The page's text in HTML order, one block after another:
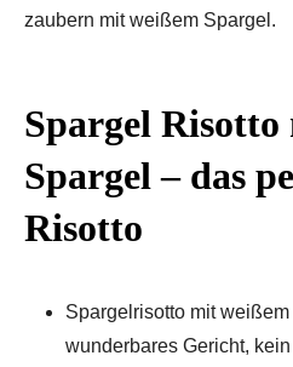
zaubern mit weißem Spargel.
Spargel
Spargel – das
Risotto
Spargelrisotto mit
wunderbares Gericht,